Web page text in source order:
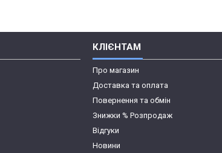
КЛІЄНТАМ
Про магазин
Доставка та оплата
Повернення та обмін
Знижки % Розпродаж
Відгуки
Новини